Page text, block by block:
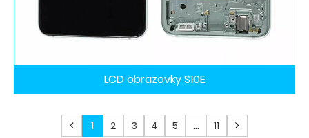
LCD obrazovky S10E
1 2 3 4 5 ... 11